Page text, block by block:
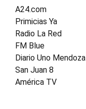
A24.com
Primicias Ya
Radio La Red
FM Blue
Diario Uno Mendoza
San Juan 8
América TV